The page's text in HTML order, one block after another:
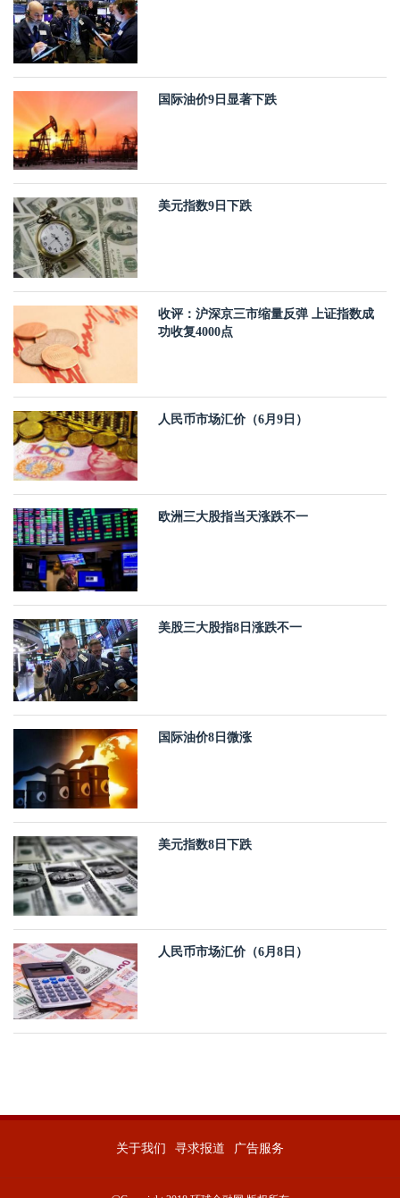
国际油价9日显著下跌
美元指数9日下跌
收评：沪深京三市缩量反弹 上证指数成
功收复4000点
人民币市场汇价（6月9日）
欧洲三大股指当天涨跌不一
美股三大股指8日涨跌不一
国际油价8日微涨
美元指数8日下跌
人民币市场汇价（6月8日）
关于我们 寻求报道 广告服务